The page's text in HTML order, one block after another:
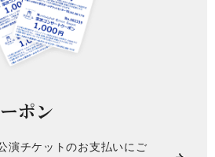
ポン
演チケットのお支払いにご